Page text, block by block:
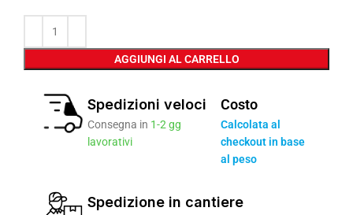
AGGIUNGI AL CARRELLO
Spedizioni veloci
Consegna in 1-2 gg
lavorativi
Costo
Calcolata al
checkout in base
al peso
Spedizione in cantiere